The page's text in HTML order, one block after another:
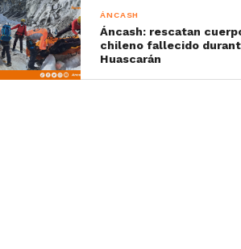
ÁNCASH
Áncash: rescatan
chileno fallecido
Huascarán